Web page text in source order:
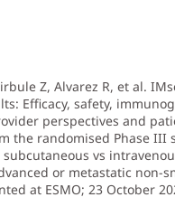
Z, Alvarez R, et al.
Efficacy, safety,
perspectives and
the randomised Phase III
vs
or metastatic non-
at ESMO; 23 October